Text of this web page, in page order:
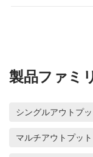
製品ファミ
シングルアウトプ
マルチアウトプッ